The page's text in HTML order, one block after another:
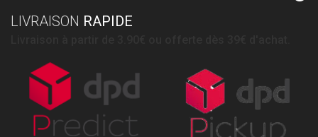
LIVRAISON RAPIDE